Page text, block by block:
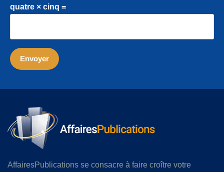
quatre × cinq =
AffairesPublications se consacre à faire croître votre